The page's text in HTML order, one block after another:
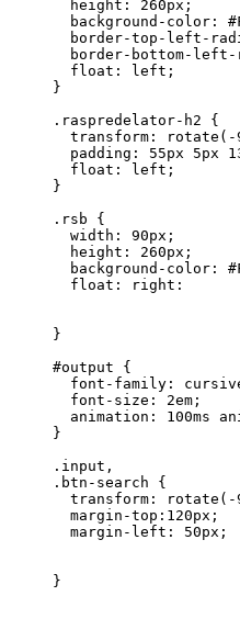
  height: 260px;
background-color:
border-top-left-
border-bottom-left-
  float: left;
}
.raspredelator-h2 {
transform: rotate(-
padding: 55px 5px
  float: left;
}
.rsb {
  width: 90px;
  height: 260px;
background-color:
  float: right:
}
#output {
font-family:
  font-size: 2em;
animation: 100ms
}
.input,
.btn-search {
transform: rotate(-
  margin-top:120px;
  margin-left: 50px;
}